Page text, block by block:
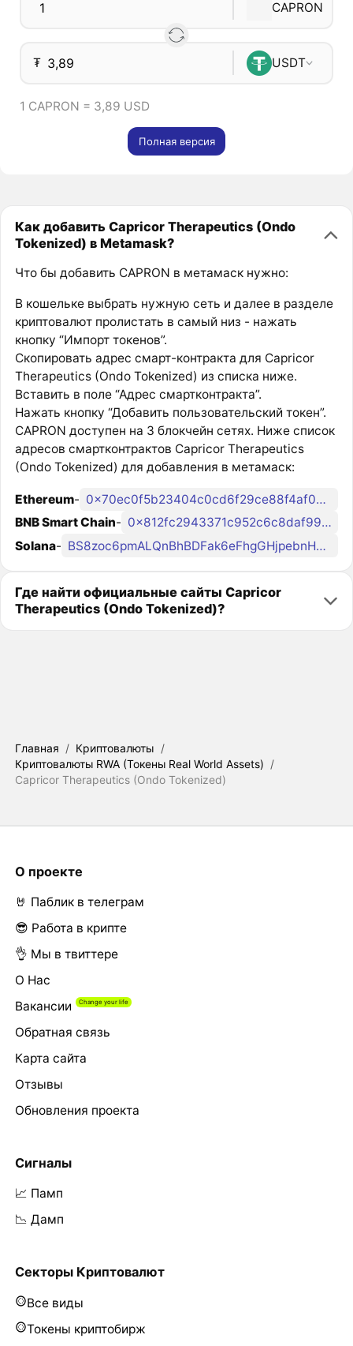
CAPRON
₮ USDT
1 CAPRON = 3,89 USD
Полная версия
Как добавить Capricor Therapeutics (Ondo
Tokenized) в Metamask?
Что бы добавить CAPRON в метамаск нужно:
В кошельке выбрать нужную сеть и далее в разделе
криптовалют пролистать в самый низ - нажать
кнопку “Импорт токенов”.
Скопировать адрес смарт-контракта для Capricor
Therapeutics (Ondo Tokenized) из списка ниже.
Вставить в поле “Адрес смартконтракта”.
Нажать кнопку “Добавить пользовательский токен”.
CAPRON доступен на 3 блокчейн сетях. Ниже список
адресов смартконтрактов Capricor Therapeutics
(Ondo Tokenized) для добавления в метамаск:
Ethereum-
0x70ec0f5b23404c0cd6f29ce88f4af00a0b0d895d
BNB Smart Chain-
0x812fc2943371c952c6c8daf99fe665eb0e40cd27
Solana- BS8zoc6pmALQnBhBDFak6eFhgGHjpebnHzsxApgondo
Где найти официальные сайты Capricor
Therapeutics (Ondo Tokenized)?
Главная / Криптовалюты /
Криптовалюты RWA (Токены Real World Assets) /
Capricor Therapeutics (Ondo Tokenized)
О проекте
🤘 Паблик в телеграм
😎 Работа в крипте
👌 Мы в твиттере
О Нас
Вакансии
Обратная связь
Карта сайта
Отзывы
Обновления проекта
Сигналы
📈 Памп
📉 Дамп
Секторы Криптовалют
Все виды
Токены криптобирж